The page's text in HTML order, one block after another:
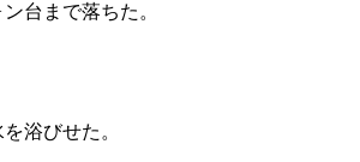
台まで落ちた。
浴びせた。